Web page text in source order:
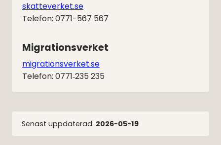
skatteverket.se
Telefon: 0771-567 567
Migrationsverket
migrationsverket.se
Telefon: 0771‑235 235
Senast uppdaterad: 2026-05-19